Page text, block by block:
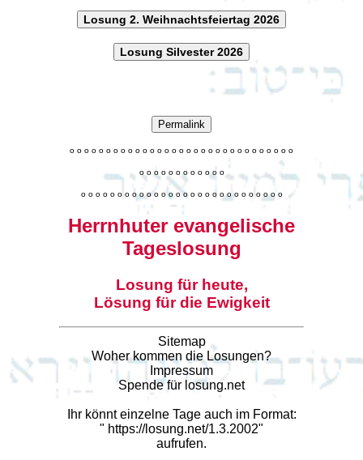
Losung 2. Weihnachtsfeiertag 2026
Losung Silvester 2026
Permalink
o o o o o o o o o o o o o o o o o o o o o o o o o o o o o o o
o o o o o o o o o o o o
o o o o o o o o o o o o o o o o o o o o o o o o o o o o
Herrnhuter evangelische
Tageslosung
Losung für heute,
Lösung für die Ewigkeit
Sitemap
Woher kommen die Losungen?
Impressum
Spende für losung.net
Ihr könnt einzelne Tage auch im Format:
" https://losung.net/1.3.2002"
aufrufen.